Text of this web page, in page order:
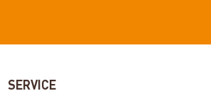
SERVICE